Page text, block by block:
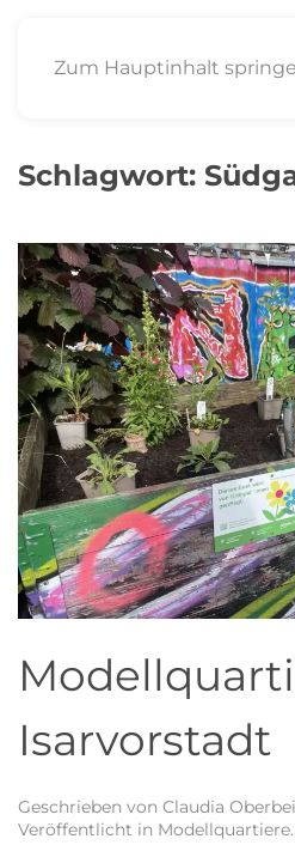
Zum Hauptinhalt
Schlagwort:
Isarvorstadt
Geschrieben von Claudia
Veröffentlicht in Modellquartiere.